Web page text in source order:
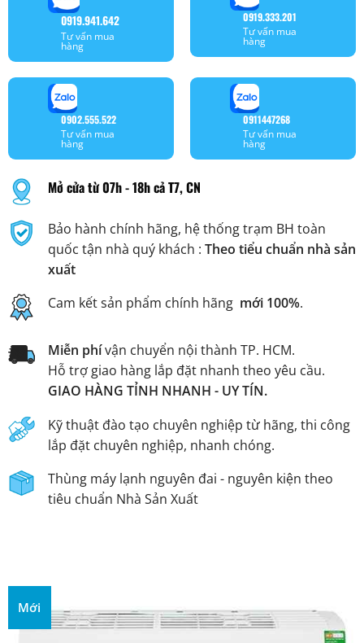
Mới
0919.941.642
Tư vấn mua
hàng
0919.333.201
Tư vấn mua
hàng
0902.555.522
Tư vấn mua
hàng
0911447268
Tư vấn mua
hàng
Mở cửa từ 07h - 18h cả T7, CN
Bảo hành chính hãng, hệ thống trạm BH toàn
quốc tận nhà quý khách : Theo tiểu chuẩn nhà sản
xuất
Cam kết sản phẩm chính hãng mới 100%.
Miễn phívận chuyển nội thành TP. HCM.
Hỗ trợ giao hàng lắp đặt nhanh theo yêu cầu.
GIAO HÀNG TỈNH NHANH - UY TÍN.
Kỹ thuật đào tạo chuyên nghiệp từ hãng, thi công
lắp đặt chuyên nghiệp, nhanh chóng.
Thùng máy lạnh nguyên đai - nguyên kiện theo
tiêu chuẩn Nhà Sản Xuất